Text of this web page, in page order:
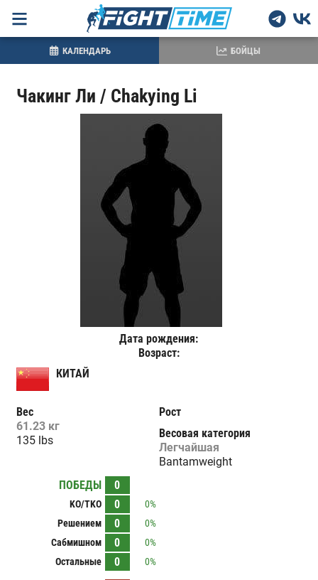
Чакинг Ли / Chakying Li
Дата рождения:
Возраст:
КИТАЙ
Вес
61.23 кг
135 lbs
Рост
Весовая категория
Легчайшая
Bantamweight
ПОБЕДЫ
0
KO/TKO 0
0%
Решением
0
0%
Сабмишном
0
0%
Остальные
0 0%
КАЛЕНДАРЬ БОЙЦЫ